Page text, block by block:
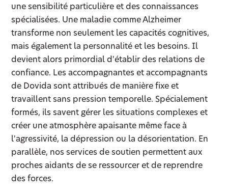
une sensibilité particulière et des connaissances
spécialisées. Une maladie comme Alzheimer
transforme non seulement les capacités cognitives,
mais également la personnalité et les besoins. Il
devient alors primordial d'établir des relations de
confiance. Les accompagnantes et accompagnants
de Dovida sont attribués de manière fixe et
travaillent sans pression temporelle. Spécialement
formés, ils savent gérer les situations complexes et
créer une atmosphère apaisante même face à
l'agressivité, la dépression ou la désorientation. En
parallèle, nos services de soutien permettent aux
proches aidants de se ressourcer et de reprendre
des forces.